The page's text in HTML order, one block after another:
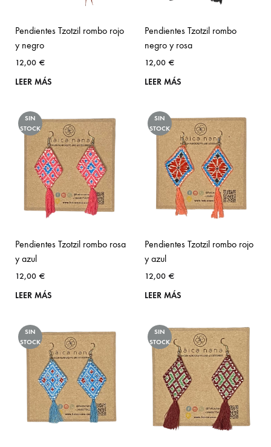
Pendientes Tzotzil rombo rojo
y negro
12,00 €
LEER MÁS
Pendientes Tzotzil rombo
negro y rosa
12,00 €
LEER MÁS
SIN
STOCK
Pendientes Tzotzil rombo rosa
y azul
12,00 €
LEER MÁS
SIN
STOCK
Pendientes Tzotzil rombo rojo
y azul
12,00 €
LEER MÁS
SIN
STOCK
SIN
STOCK